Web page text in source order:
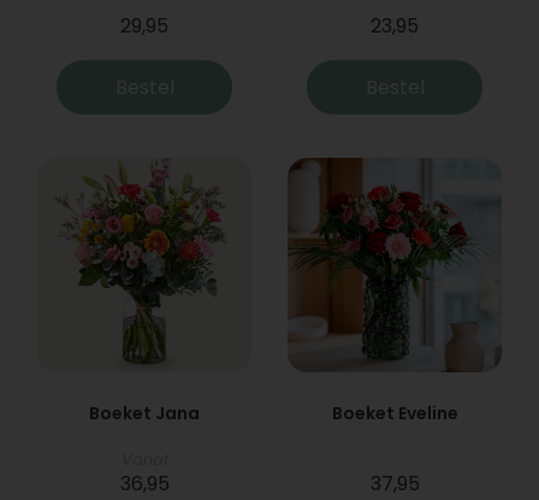
29,95
Bestel
23,95
Bestel
Boeket Jana
36,95
Boeket Eveline
37,95